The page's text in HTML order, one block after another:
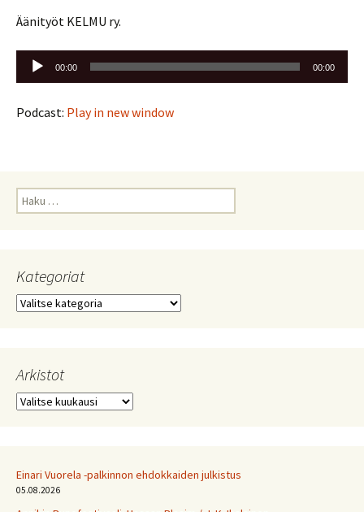
Äänityöt KELMU ry.
Äänitoistin
00:00 00:00
Podcast: Play in new window
Haku:
Kategoriat
Kategoriat
Arkistot
Arkistot
Einari Vuorela -palkinnon ehdokkaiden julkistus
05.08.2026